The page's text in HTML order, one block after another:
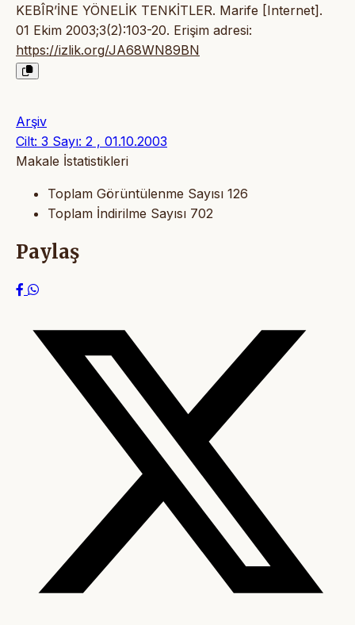
KEBÎR’İNE YÖNELİK TENKİTLER. Marife [Internet].
01 Ekim 2003;3(2):103-20. Erişim adresi:
https://izlik.org/JA68WN89BN
Arşiv
Cilt: 3 Sayı: 2 , 01.10.2003
Makale İstatistikleri
Toplam Görüntülenme Sayısı 126
Toplam İndirilme Sayısı 702
Paylaş